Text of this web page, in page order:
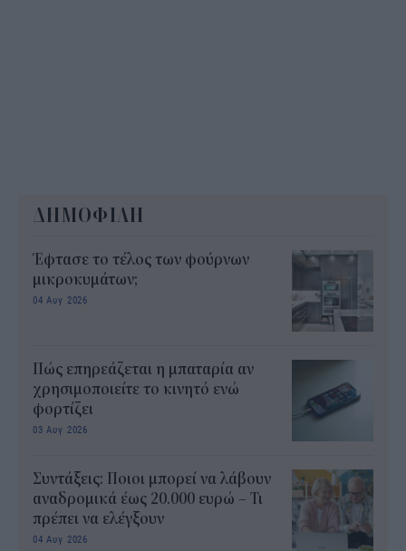
ΔΗΜΟΦΙΛΗ
Έφτασε το τέλος των φούρνων
μικροκυμάτων;
04 Αυγ 2026
Πώς επηρεάζεται η μπαταρία αν
χρησιμοποιείτε το κινητό ενώ
φορτίζει
03 Αυγ 2026
Συντάξεις: Ποιοι μπορεί να λάβουν
αναδρομικά έως 20.000 ευρώ – Τι
πρέπει να ελέγξουν
04 Αυγ 2026